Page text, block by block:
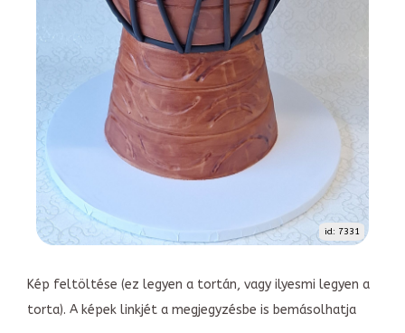
id: 7331
Kép feltöltése (ez legyen a tortán, vagy ilyesmi legyen a
torta). A képek linkjét a megjegyzésbe is bemásolhatja